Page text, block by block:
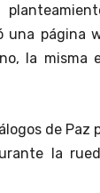
una página
la misma
de Paz
la